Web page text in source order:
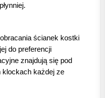
ścianek kostki
do preferencji
znajdują się pod
każdej ze